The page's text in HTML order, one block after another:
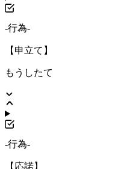
-行為-
【申立て】
もうしたて
-行為-
【応諾】